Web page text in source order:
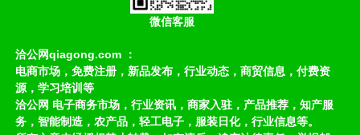
微信客服
洽公网qiagong.com ：
电商市场，免费注册，新品发布，行业动态，商贸信息，付费资
源，学习培训等
洽公网 电子商务市场，行业资讯，商家入驻，产品推荐，知产服
务，智能制造，农产品，轻工电子，服装日化，行业信息等。